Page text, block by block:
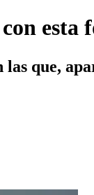
esta
que,